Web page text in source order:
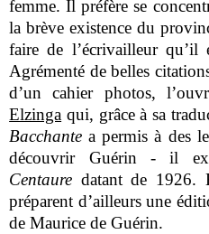
femme. Il préfère se
la brève existence du
faire de l’écrivailleur qu’il
Agrémenté de belles
d’un cahier photos,
Elzinga qui, grâce à sa
Bacchante a permis à des
découvrir Guérin - il
Centaure datant de 1926.
préparent d’ailleurs une
de Maurice de Guérin.